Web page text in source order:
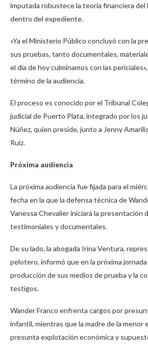
imputada robustece la teoría financiera
dentro del expediente.
«Ya el Ministerio Público concluyó con la
sus pruebas, tanto documentales,
el día de hoy culminamos con las
término de la audiencia.
El proceso es conocido por el Tribunal
judicial de Puerto Plata, integrado por los
Núñez, quien preside, junto a Jenny
Ruiz.
Próxima audiencia
La próxima audiencia fue fijada para el
fecha en la que la defensa técnica de
Vanessa Chevalier iniciará la presentación
testimoniales y documentales.
De su lado, la abogada Irina Ventura,
pelotero, informó que en la próxima
producción de sus medios de prueba y la
testigos.
Wander Franco enfrenta cargos por
infantil, mientras que la madre de la menor
presunta explotación económica y